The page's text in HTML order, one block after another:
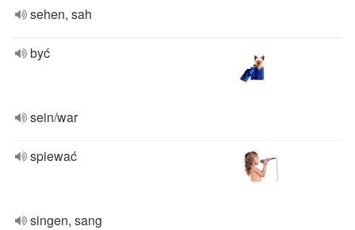
sehen, sah
być
sein/war
spiewać
singen, sang